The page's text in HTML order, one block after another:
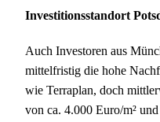
Investitionsstandort
Auch Investoren aus
mittelfristig die hohe
wie Terraplan, doch
von ca. 4.000 Euro/m²